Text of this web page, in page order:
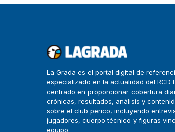
La Grada es el portal digital de
especializado en la actualidad del RCD
centrado en proporcionar cobertura
crónicas, resultados, análisis y
sobre el club perico, incluyendo
jugadores, cuerpo técnico y figuras
equipo.